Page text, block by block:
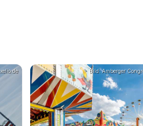
Bild: Amberger